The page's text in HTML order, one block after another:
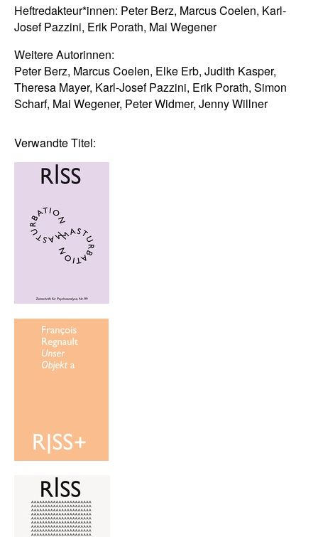
Heftredakteur*innen: Peter Berz, Marcus Coelen, Karl-
Josef Pazzini, Erik Porath, Mai Wegener
Weitere Autorinnen:
Peter Berz, Marcus Coelen, Elke Erb, Judith Kasper,
Theresa Mayer, Karl-Josef Pazzini, Erik Porath, Simon
Scharf, Mai Wegener, Peter Widmer, Jenny Willner
Verwandte Titel: